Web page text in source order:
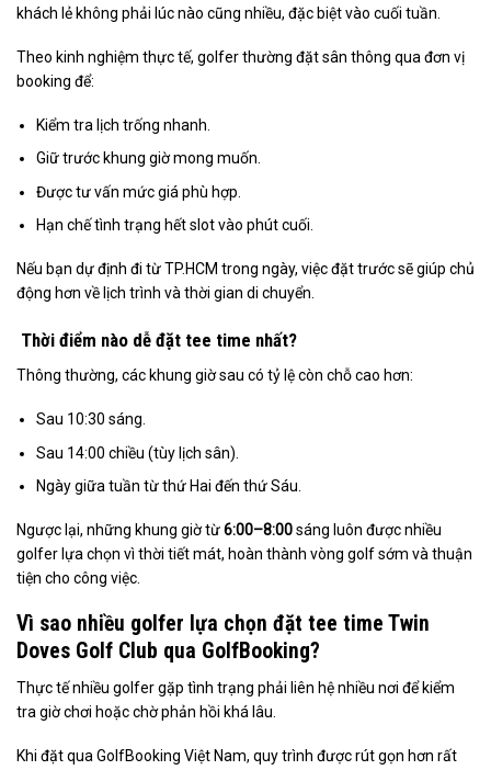
khách lẻ không phải lúc nào cũng nhiều, đặc biệt vào cuối tuần.
Theo kinh nghiệm thực tế, golfer thường đặt sân thông qua đơn vị
booking để:
Kiểm tra lịch trống nhanh.
Giữ trước khung giờ mong muốn.
Được tư vấn mức giá phù hợp.
Hạn chế tình trạng hết slot vào phút cuối.
Nếu bạn dự định đi từ TP.HCM trong ngày, việc đặt trước sẽ giúp chủ
động hơn về lịch trình và thời gian di chuyển.
Thời điểm nào dễ đặt tee time nhất?
Thông thường, các khung giờ sau có tỷ lệ còn chỗ cao hơn:
Sau 10:30 sáng.
Sau 14:00 chiều (tùy lịch sân).
Ngày giữa tuần từ thứ Hai đến thứ Sáu.
Ngược lại, những khung giờ từ6:00–8:00sáng luôn được nhiều
golfer lựa chọn vì thời tiết mát, hoàn thành vòng golf sớm và thuận
tiện cho công việc.
Vì sao nhiều golfer lựa chọn đặt tee time Twin
Doves Golf Club qua GolfBooking?
Thực tế nhiều golfer gặp tình trạng phải liên hệ nhiều nơi để kiểm
tra giờ chơi hoặc chờ phản hồi khá lâu.
Khi đặt qua GolfBooking Việt Nam, quy trình được rút gọn hơn rất